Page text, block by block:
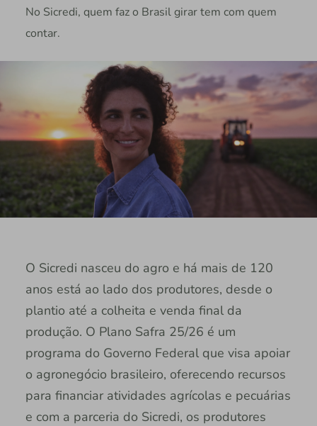
No Sicredi, quem faz o Brasil girar tem com quem
contar.
O Sicredi nasceu do agro e há mais de 120
anos está ao lado dos produtores, desde o
plantio até a colheita e venda final da
produção. O Plano Safra 25/26 é um
programa do Governo Federal que visa apoiar
o agronegócio brasileiro, oferecendo recursos
para financiar atividades agrícolas e pecuárias
e com a parceria do Sicredi, os produtores